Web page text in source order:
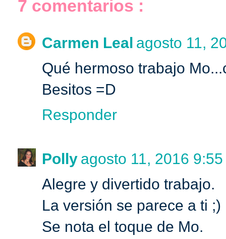
7 comentarios :
Carmen Leal agosto 11,
Qué hermoso trabajo
Besitos =D
Responder
Polly agosto 11, 2016 9:55
Alegre y divertido trabajo.
La versión se parece a ti ;)
Se nota el toque de Mo.